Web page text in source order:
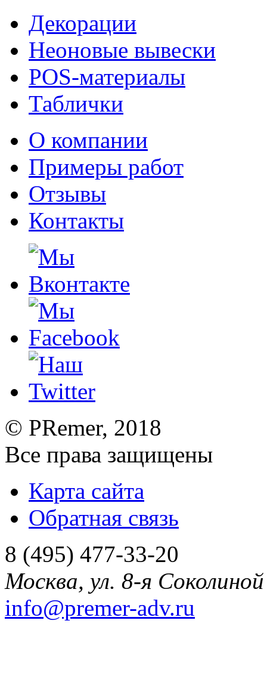
Декорации
Неоновые вывески
POS-материалы
Таблички
О компании
Примеры работ
Отзывы
Контакты
© PRemer, 2018
Все права защищены
Карта сайта
Обратная связь
8 (495) 477-33-20
Москва, ул. 8-я
info@premer-adv.ru